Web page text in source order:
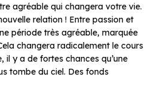
agréable qui changera votre vie.
relation ! Entre passion et
période très agréable, marquée
changera radicalement le cours
il y a de fortes chances qu’une
tombe du ciel. Des fonds